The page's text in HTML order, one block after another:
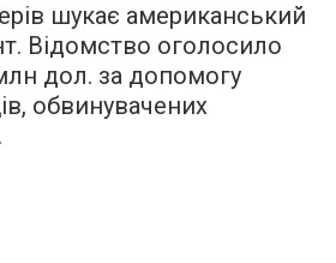
шукає американський
Відомство оголосило
дол. за допомогу
обвинувачених